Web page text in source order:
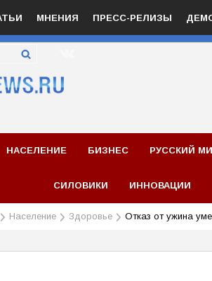
МНЕНИЯ ПРЕСС-РЕЛИЗЫ
НАСЕЛЕНИЕ БИЗНЕС РУССКИЙ
СИЛОВИКИ ИННОВАЦИИ
Население Здоровье Отказ от ужина